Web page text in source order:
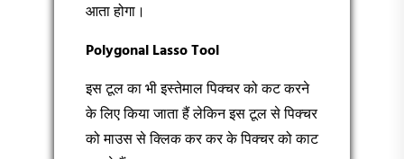
आता होगा।
Polygonal Lasso Tool
इस टूल का भी इस्तेमाल पिक्चर को कट करने
के लिए किया जाता हैं लेकिन इस टूल से पिक्चर
को माउस से क्लिक कर कर के पिक्चर को काट